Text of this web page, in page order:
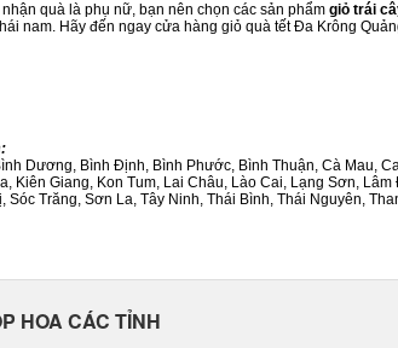
quà là phụ nữ, bạn nên chọn các sản phẩm giỏ trái
nam. Hãy đến ngay cửa hàng giỏ quà tết Đa Krông
Dương, Bình Định, Bình Phước, Bình Thuận, Cà Mau,
Giang, Kon Tum, Lai Châu, Lào Cai, Lạng Sơn,
Trăng, Sơn La, Tây Ninh, Thái Bình, Thái Nguyên,
HOA CÁC TỈNH